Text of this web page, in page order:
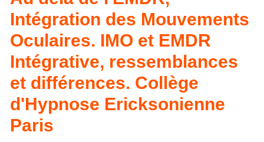
Intégration des Mouvements
Oculaires. IMO et EMDR
Intégrative, ressemblances
et différences. Collège
d'Hypnose Ericksonienne
Paris